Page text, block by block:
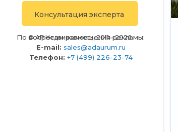
По вопросам размещения рекламы:
E-mail: sales@adaurum.ru
Телефон: +7 (499) 226-23-74
Консультация эксперта
© АР Недвижимость, 2011—2026